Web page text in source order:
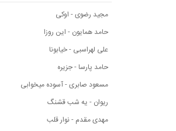
مجید رضوی - اوکی
حامد همایون - این روزا
علی لهراسبی - خیابونا
حامد پارسا - جزیره
مسعود صابری - آسوده میخوابی
ریوان - یه شب قشنگ
مهدی مقدم - نوار قلب